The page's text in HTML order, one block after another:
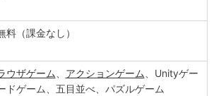
料（課金なし）
ウザゲーム アクションゲーム 、Unityゲー
ドゲーム、五目並べ、パズルゲーム